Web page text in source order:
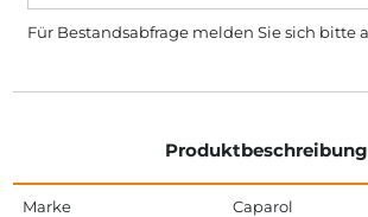
Für Bestandsabfrage melden Sie sich bitte
Produktbeschreibung
Marke Caparol